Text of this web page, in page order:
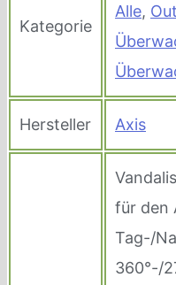
Kategorie
Alle,
Hersteller Axis
für den
Tag-/
360°-/